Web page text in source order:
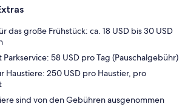
das große Frühstück: ca. 18 USD bis 30 USD
Parkservice: 58 USD pro Tag (Pauschalgebühr)
Haustiere: 250 USD pro Haustier, pro
sind von den Gebühren ausgenommen